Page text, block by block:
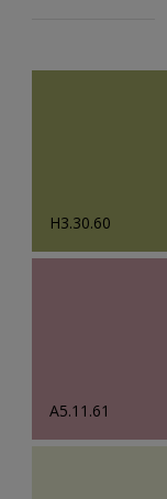
H3.30.60
A5.11.61